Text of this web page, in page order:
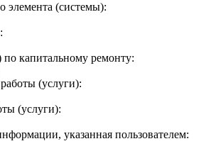
элемента (системы):
капитальному ремонту:
(услуги):
(услуги):
указанная пользователем: